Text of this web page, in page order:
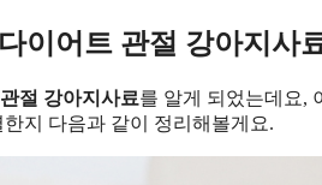
이어트 관절 강아지사
절 강아지사료를 알게 되었는데요,
지 다음과 같이 정리해볼게요.